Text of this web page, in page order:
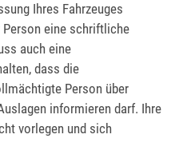
Ihres Fahrzeuges
eine schriftliche
auch eine
dass die
Person über
informieren darf. Ihre
vorlegen und sich